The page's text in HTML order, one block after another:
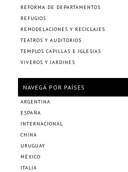
REFORMA DE DEPARTAMENTOS
REFUGIOS
REMODELACIONES Y RECICLAJES
TEATROS Y AUDITORIOS
TEMPLOS CAPILLAS E IGLESIAS
VIVEROS Y JARDINES
NAVEGÁ POR PAÍSES
ARGENTINA
ESPAÑA
INTERNACIONAL
CHINA
URUGUAY
MÉXICO
ITALIA